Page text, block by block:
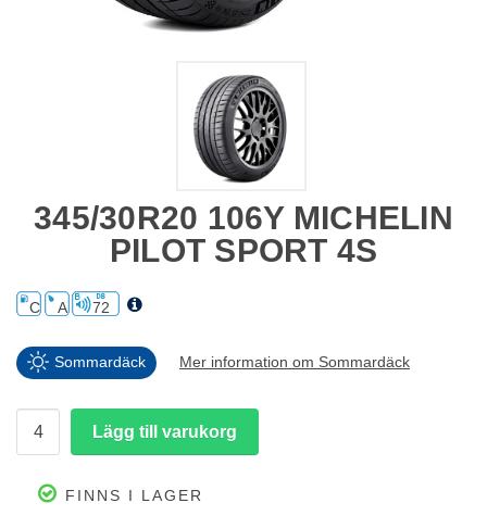
345/30R20 106Y MICHELIN
PILOT SPORT 4S
C A 72
Sommardäck Mer information om Sommardäck
FINNS I LAGER